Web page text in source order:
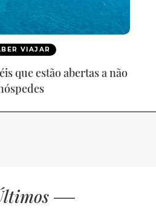
VIAJAR
que estão abertas a não